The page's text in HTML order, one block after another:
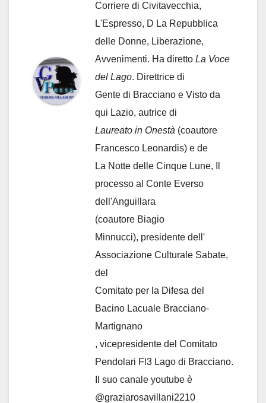
Corriere di Civitavecchia,
L'Espresso, D La Repubblica
delle Donne, Liberazione,
Avvenimenti. Ha diretto La Voce
del Lago. Direttrice di
Gente di Bracciano e Visto da
qui Lazio, autrice di
Laureato in Onestà (coautore
Francesco Leonardis) e de
La Notte delle Cinque Lune, Il
processo al Conte Everso
dell'Anguillara
(coautore Biagio
Minnucci), presidente dell'
Associazione Culturale Sabate,
del
Comitato per la Difesa del
Bacino Lacuale Bracciano-
Martignano
, vicepresidente del Comitato
Pendolari Fl3 Lago di Bracciano.
Il suo canale youtube è
@graziarosavillani2210